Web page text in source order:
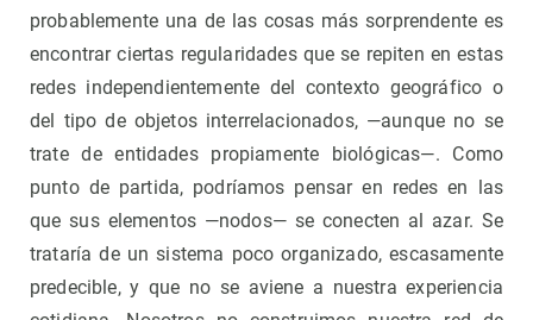
probablemente una de las cosas más sorprendente es
encontrar ciertas regularidades que se repiten en estas
redes independientemente del contexto geográfico o
del tipo de objetos interrelacionados, —aunque no se
trate de entidades propiamente biológicas—. Como
punto de partida, podríamos pensar en redes en las
que sus elementos —nodos— se conecten al azar. Se
trataría de un sistema poco organizado, escasamente
predecible, y que no se aviene a nuestra experiencia